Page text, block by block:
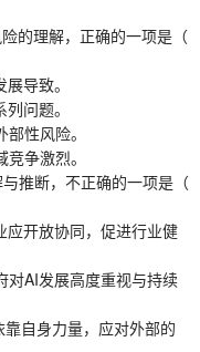
的理解，正确的一项是（
导致。
问题。
性风险。
争激烈。
推断，不正确的一项是（
开放协同，促进行业健
AI发展高度重视与持续
自身力量，应对外部的